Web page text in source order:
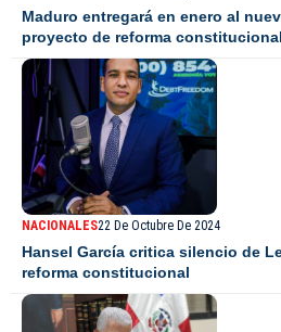
Maduro entregará en enero al
proyecto de reforma constitucional
NACIONALES22 De Octubre De 2024
Hansel García critica silencio de
reforma constitucional